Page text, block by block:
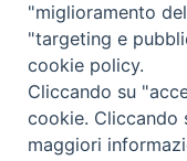
Abbonamento
Abbonamento
"miglioramento
"targeting e
cookie policy.
Cliccando su
cookie. Cliccando
maggiori